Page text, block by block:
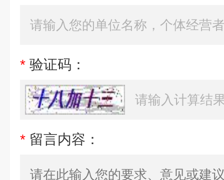
* 验证码：
* 留言内容：